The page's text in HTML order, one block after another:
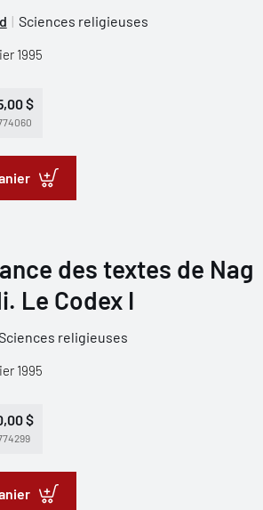
Sciences religieuses
1995
$
des textes de Nag
Le Codex I
religieuses
1995
$